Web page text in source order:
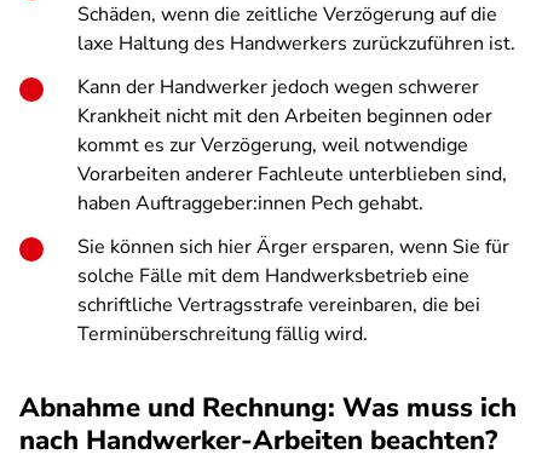
Schäden, wenn die zeitliche Verzögerung auf die
laxe Haltung des Handwerkers zurückzuführen ist.
Kann der Handwerker jedoch wegen schwerer
Krankheit nicht mit den Arbeiten beginnen oder
kommt es zur Verzögerung, weil notwendige
Vorarbeiten anderer Fachleute unterblieben sind,
haben Auftraggeber:innen Pech gehabt.
Sie können sich hier Ärger ersparen, wenn Sie für
solche Fälle mit dem Handwerksbetrieb eine
schriftliche Vertragsstrafe vereinbaren, die bei
Terminüberschreitung fällig wird.
Abnahme und Rechnung: Was muss ich
nach Handwerker-Arbeiten beachten?